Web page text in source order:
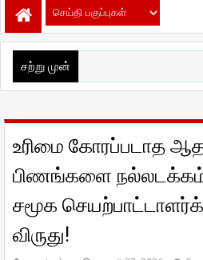
சற்று முன்
உரிமை கோரப்படாத
பிணங்களை நல்லடக்கம்
சமூக
விருது!